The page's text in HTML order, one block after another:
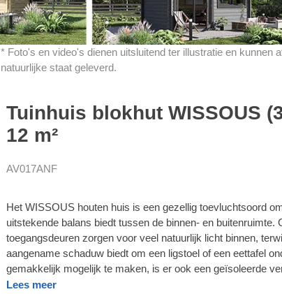
* Foto's en video's dienen uitsluitend ter illustratie en kunnen
natuurlijke staat geleverd.
Tuinhuis blokhut WISSOUS
12 m²
AV017ANF
Het WISSOUS houten huis is een gezellig toevluchtsoord
uitstekende balans biedt tussen de binnen- en buitenruimte.
toegangsdeuren zorgen voor veel natuurlijk licht binnen,
aangename schaduw biedt om een ligstoel of een eettafel
gemakkelijk mogelijk te maken, is er ook een geïsoleerde
Lees meer